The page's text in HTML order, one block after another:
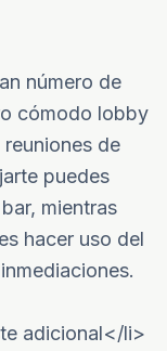
número de
cómodo lobby
de
puedes
mientras
hacer uso del
adicional</li>